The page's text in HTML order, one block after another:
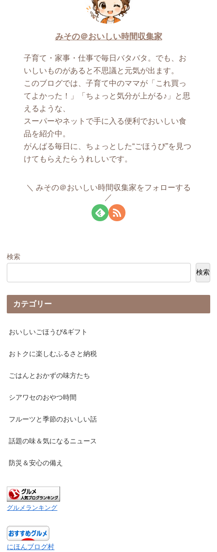
みその＠おいしい時間収集家
子育て・家事・仕事で毎日バタバタ。でも、お
いしいものがあると不思議と元気が出ます。
このブログでは、子育て中のママが「これ買っ
てよかった！」「ちょっと気分が上がる♪」と思
えるような、
スーパーやネットで手に入る便利でおいしい食
品を紹介中。
がんばる毎日に、ちょっとした“ごほうび”を見つ
けてもらえたらうれしいです。
みその＠おいしい時間収集家をフォローする
検索
検索
カテゴリー
おいしいごほうび&ギフト
おトクに楽しむふるさと納税
ごはんとおかずの味方たち
シアワセのおやつ時間
フルーツと季節のおいしい話
話題の味＆気になるニュース
防災＆安心の備え
グルメランキング
にほんブログ村